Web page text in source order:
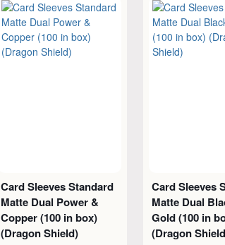
Card Sleeves Standard
Matte Dual Power &
Copper (100 in box)
(Dragon Shield)
Card Sleeves
Matte Dual
Gold (100 in
(Dragon